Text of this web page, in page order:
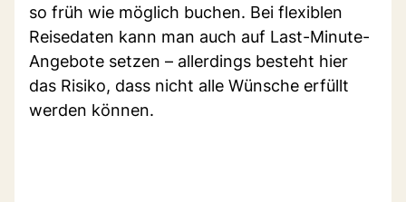
so früh wie möglich buchen. Bei flexiblen
Reisedaten kann man auch auf Last-Minute-
Angebote setzen – allerdings besteht hier
das Risiko, dass nicht alle Wünsche erfüllt
werden können.